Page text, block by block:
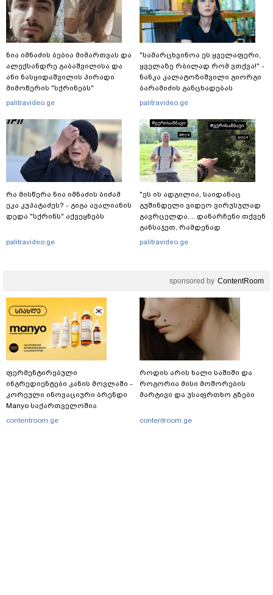
ნია იმნაძის ბებია მიმართვას და
ალექსანდრე გაბაშვილისა და
ანი ნასყიდაშვილის პირადი
მიმოწერის "სქრინებს"
ავრცელებს
palitravideo.ge
რა მისწერა ნია იმნაძის ბიძამ
ეკა კუპატაძეს? - გიგა ავალიანის
დედა "სქრინს" აქვეყნებს
palitravideo.ge
"სა­მარ­ცხვი­ნოა ეს ყვე­ლა­ფე­რი,
ყვე­ლა­ზე რბი­ლად რომ ვთქვა!" -
ნანკა კალატოზიშვილი გიორგი
ბარამიძის განცხადებას
ეხმაურება
palitravideo.ge
"ეს ის ადგილია, საიდანაც
გუშინდელი ვიდეო ვირუსულად
გავრცელდა.... დანარჩენი თქვენ
განსაჯეთ, რამდენად
შესაძლებელია აქ ადამიანის
გურამ დადიანიძე გაუჩინარდა?
palitravideo.ge
sponsored by ContentRoom
ფერმენტირებული
ინგრედიენტები კანის მოვლაში -
კორეული ინოვაციური ბრენდი
Manyo საქართველოშია
contentroom.ge
როდის არის ხალი საშიში და
როგორია მისი მოშორების
მარტივი და უსაფრთხო გზები
contentroom.ge